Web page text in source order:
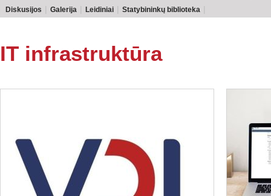
Diskusijos
Galerija Leidiniai Statybininkų biblioteka
IT infrastruktūra